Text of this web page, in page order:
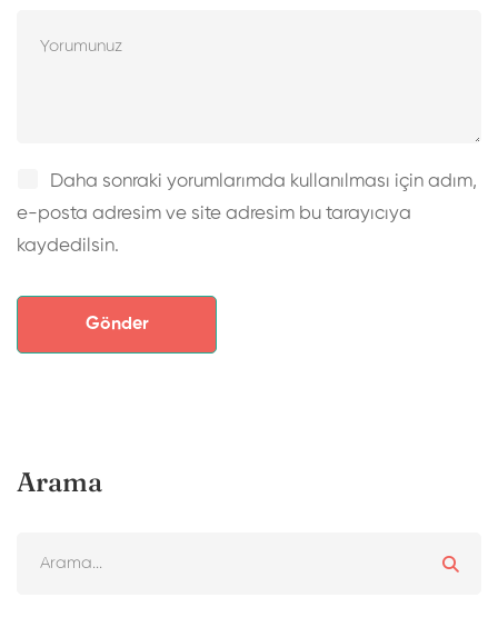
Arama
Daha sonraki yorumlarımda kullanılması için adım,
e-posta adresim ve site adresim bu tarayıcıya
kaydedilsin.